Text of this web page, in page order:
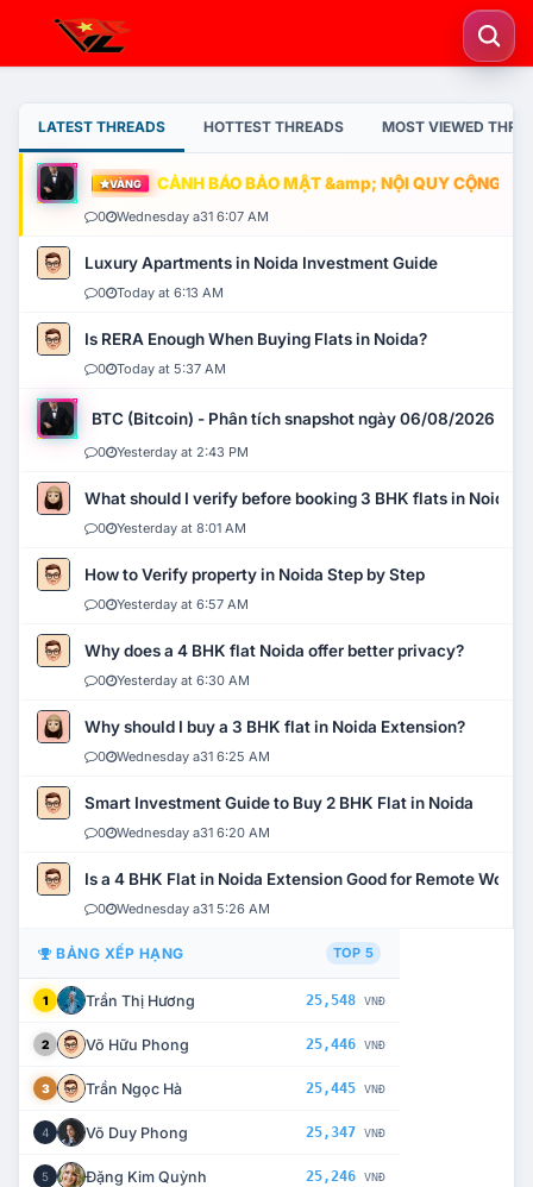
LATEST THREADS HOTTEST THREADS MOST VIEWED
VÀNG CẢNH BÁO BẢO MẬT &amp; NỘI QUY CỘNG
0 Wednesday a31 6:07 AM
Luxury Apartments in Noida Investment Guide
0 Today at 6:13 AM
Is RERA Enough When Buying Flats in Noida?
0 Today at 5:37 AM
BTC (Bitcoin) - Phân tích snapshot ngày 06/08/2026
0 Yesterday at 2:43 PM
What should I verify before booking 3 BHK flats in Noida?
0 Yesterday at 8:01 AM
How to Verify property in Noida Step by Step
0 Yesterday at 6:57 AM
Why does a 4 BHK flat Noida offer better privacy?
0 Yesterday at 6:30 AM
Why should I buy a 3 BHK flat in Noida Extension?
0 Wednesday a31 6:25 AM
Smart Investment Guide to Buy 2 BHK Flat in Noida
0 Wednesday a31 6:20 AM
Is a 4 BHK Flat in Noida Extension Good for Remote Work?
0 Wednesday a31 5:26 AM
BẢNG XẾP HẠNG TOP 5
1 Trần Thị Hương 25,548 VNĐ
2 Võ Hữu Phong 25,446 VNĐ
3 Trần Ngọc Hà 25,445 VNĐ
4 Võ Duy Phong 25,347 VNĐ
5 Đặng Kim Quỳnh 25,246 VNĐ